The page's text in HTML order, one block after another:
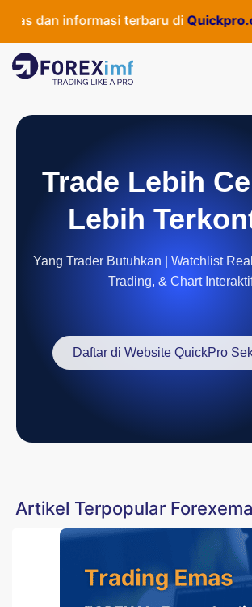
dan informasi terbaru di
Trade Lebih
Lebih
Yang Trader Butuhkan | Watchlist
Trading, & Chart
Daftar di Website QuickPro
Artikel Terpopular